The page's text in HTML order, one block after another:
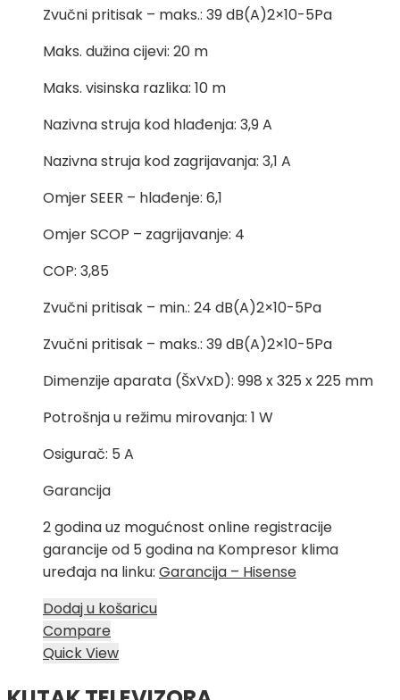
Zvučni pritisak – maks.: 39 dB(A)2×10-5Pa
Maks. dužina cijevi: 20 m
Maks. visinska razlika: 10 m
Nazivna struja kod hlađenja: 3,9 A
Nazivna struja kod zagrijavanja: 3,1 A
Omjer SEER – hlađenje: 6,1
Omjer SCOP – zagrijavanje: 4
COP: 3,85
Zvučni pritisak – min.: 24 dB(A)2×10-5Pa
Zvučni pritisak – maks.: 39 dB(A)2×10-5Pa
Dimenzije aparata (ŠxVxD): 998 x 325 x 225 mm
Potrošnja u režimu mirovanja: 1 W
Osigurač: 5 A
Garancija
2 godina uz mogućnost online registracije
garancije od 5 godina na Kompresor klima
uređaja na linku: Garancija – Hisense
Dodaj u košaricu
Compare
Quick View